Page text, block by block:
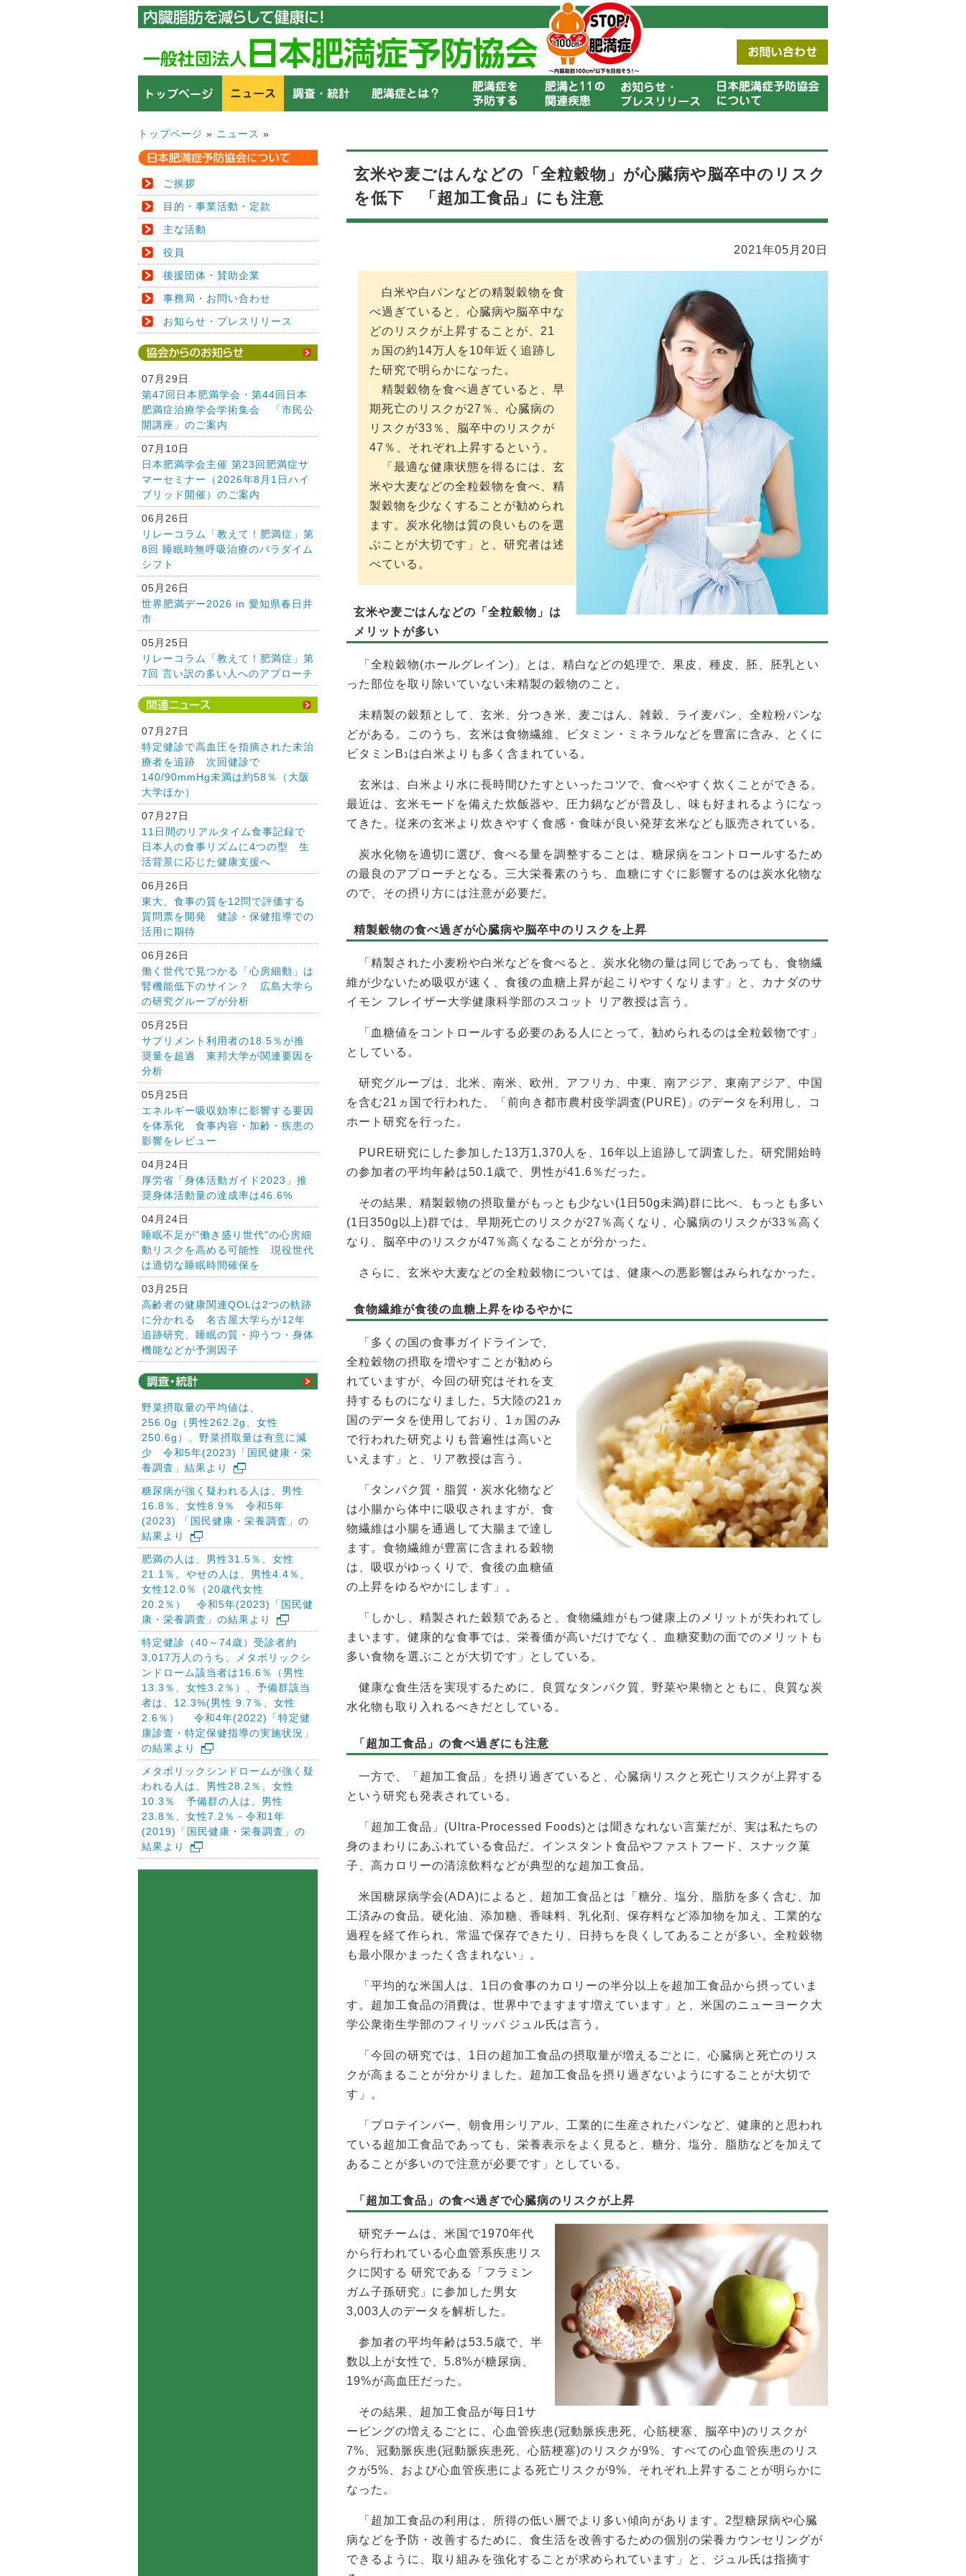
トップページ » ニュース »
玄米や麦ごはんなどの「全粒穀物」が心臓病や脳卒中のリスク
を低下 「超加工食品」にも注意
2021年05月20日
白米や白パンなどの精製穀物を食
べ過ぎていると、心臓病や脳卒中な
どのリスクが上昇することが、21
ヵ国の約14万人を10年近く追跡し
た研究で明らかになった。
精製穀物を食べ過ぎていると、早
期死亡のリスクが27％、心臓病の
リスクが33％、脳卒中のリスクが
47％、それぞれ上昇するという。
「最適な健康状態を得るには、玄
米や大麦などの全粒穀物を食べ、精
製穀物を少なくすることが勧められ
ます。炭水化物は質の良いものを選
ぶことが大切です」と、研究者は述
べている。
玄米や麦ごはんなどの「全粒穀物」は
メリットが多い
「全粒穀物(ホールグレイン)」とは、精白などの処理で、果皮、種皮、胚、胚乳とい
った部位を取り除いていない未精製の穀物のこと。
未精製の穀類として、玄米、分つき米、麦ごはん、雑穀、ライ麦パン、全粒粉パンな
どがある。このうち、玄米は食物繊維、ビタミン・ミネラルなどを豊富に含み、とくに
ビタミンB 1 は白米よりも多く含まれている。
玄米は、白米より水に長時間ひたすといったコツで、食べやすく炊くことができる。
最近は、玄米モードを備えた炊飯器や、圧力鍋などが普及し、味も好まれるようになっ
てきた。従来の玄米より炊きやすく食感・食味が良い発芽玄米なども販売されている。
炭水化物を適切に選び、食べる量を調整することは、糖尿病をコントロールするため
の最良のアプローチとなる。三大栄養素のうち、血糖にすぐに影響するのは炭水化物な
ので、その摂り方には注意が必要だ。
精製穀物の食べ過ぎが心臓病や脳卒中のリスクを上昇
「精製された小麦粉や白米などを食べると、炭水化物の量は同じであっても、食物繊
維が少ないため吸収が速く、食後の血糖上昇が起こりやすくなります」と、カナダのサ
イモン フレイザー大学健康科学部のスコット リア教授は言う。
「血糖値をコントロールする必要のある人にとって、勧められるのは全粒穀物です」
としている。
研究グループは、北米、南米、欧州、アフリカ、中東、南アジア、東南アジア、中国
を含む21ヵ国で行われた、「前向き都市農村疫学調査(PURE)」のデータを利用し、コ
ホート研究を行った。
PURE研究にした参加した13万1,370人を、16年以上追跡して調査した。研究開始時
の参加者の平均年齢は50.1歳で、男性が41.6％だった。
その結果、精製穀物の摂取量がもっとも少ない(1日50g未満)群に比べ、もっとも多い
(1日350g以上)群では、早期死亡のリスクが27％高くなり、心臓病のリスクが33％高く
なり、脳卒中のリスクが47％高くなることが分かった。
さらに、玄米や大麦などの全粒穀物については、健康への悪影響はみられなかった。
食物繊維が食後の血糖上昇をゆるやかに
「多くの国の食事ガイドラインで、
全粒穀物の摂取を増やすことが勧めら
れていますが、今回の研究はそれを支
持するものになりました。5大陸の21ヵ
国のデータを使用しており、1ヵ国のみ
で行われた研究よりも普遍性は高いと
いえます」と、リア教授は言う。
「タンパク質・脂質・炭水化物など
は小腸から体中に吸収されますが、食
物繊維は小腸を通過して大腸まで達し
ます。食物繊維が豊富に含まれる穀物
は、吸収がゆっくりで、食後の血糖値
の上昇をゆるやかにします」。
「しかし、精製された穀類であると、食物繊維がもつ健康上のメリットが失われてし
まいます。健康的な食事では、栄養価が高いだけでなく、血糖変動の面でのメリットも
多い食物を選ぶことが大切です」としている。
健康な食生活を実現するために、良質なタンパク質、野菜や果物とともに、良質な炭
水化物も取り入れるべきだとしている。
「超加工食品」の食べ過ぎにも注意
一方で、「超加工食品」を摂り過ぎていると、心臓病リスクと死亡リスクが上昇する
という研究も発表されている。
「超加工食品」(Ultra-Processed Foods)とは聞きなれない言葉だが、実は私たちの
身のまわりにあふれている食品だ。インスタント食品やファストフード、スナック菓
子、高カロリーの清涼飲料などが典型的な超加工食品。
米国糖尿病学会(ADA)によると、超加工食品とは「糖分、塩分、脂肪を多く含む、加
工済みの食品。硬化油、添加糖、香味料、乳化剤、保存料など添加物を加え、工業的な
過程を経て作られ、常温で保存できたり、日持ちを良くしてあることが多い。全粒穀物
も最小限かまったく含まれない」。
「平均的な米国人は、1日の食事のカロリーの半分以上を超加工食品から摂っていま
す。超加工食品の消費は、世界中でますます増えています」と、米国のニューヨーク大
学公衆衛生学部のフィリッパ ジュル氏は言う。
「今回の研究では、1日の超加工食品の摂取量が増えるごとに、心臓病と死亡のリス
クが高まることが分かりました。超加工食品を摂り過ぎないようにすることが大切で
す」。
「プロテインバー、朝食用シリアル、工業的に生産されたパンなど、健康的と思われ
ている超加工食品であっても、栄養表示をよく見ると、糖分、塩分、脂肪などを加えて
あることが多いので注意が必要です」としている。
「超加工食品」の食べ過ぎで心臓病のリスクが上昇
研究チームは、米国で1970年代
から行われている心血管系疾患リス
クに関する 研究である「フラミン
ガム子孫研究」に参加した男女
3,003人のデータを解析した。
参加者の平均年齢は53.5歳で、半
数以上が女性で、5.8%が糖尿病、
19%が高血圧だった。
その結果、超加工食品が毎日1サ
ービングの増えるごとに、心血管疾患(冠動脈疾患死、心筋梗塞、脳卒中)のリスクが
7%、冠動脈疾患(冠動脈疾患死、心筋梗塞)のリスクが9%、すべての心血管疾患のリス
クが5%、および心血管疾患による死亡リスクが9%、それぞれ上昇することが明らかに
なった。
「超加工食品の利用は、所得の低い層でより多い傾向があります。2型糖尿病や心臓
病などを予防・改善するために、食生活を改善するための個別の栄養カウンセリングが
できるように、取り組みを強化することが求められています」と、ジュル氏は指摘す
ご挨拶
目的・事業活動・定款
主な活動
役員
後援団体・賛助企業
事務局・お問い合わせ
お知らせ・プレスリリース
07月29日
第47回日本肥満学会・第44回日本
肥満症治療学会学術集会 「市民公
開講座」のご案内
07月10日
日本肥満学会主催 第23回肥満症サ
マーセミナー（2026年8月1日ハイ
ブリッド開催）のご案内
06月26日
リレーコラム「教えて！肥満症」第
8回 睡眠時無呼吸治療のパラダイム
シフト
05月26日
世界肥満デー2026 in 愛知県春日井
市
05月25日
リレーコラム「教えて！肥満症」第
7回 言い訳の多い人へのアプローチ
07月27日
特定健診で高血圧を指摘された未治
療者を追跡 次回健診で
140/90mmHg未満は約58％（大阪
大学ほか）
07月27日
11日間のリアルタイム食事記録で
日本人の食事リズムに4つの型 生
活背景に応じた健康支援へ
06月26日
東大、食事の質を12問で評価する
質問票を開発 健診・保健指導での
活用に期待
06月26日
働く世代で見つかる「心房細動」は
腎機能低下のサイン？ 広島大学ら
の研究グループが分析
05月25日
サプリメント利用者の18.5％が推
奨量を超過 東邦大学が関連要因を
分析
05月25日
エネルギー吸収効率に影響する要因
を体系化 食事内容・加齢・疾患の
影響をレビュー
04月24日
厚労省「身体活動ガイド2023」推
奨身体活動量の達成率は46.6%
04月24日
睡眠不足が"働き盛り世代"の心房細
動リスクを高める可能性 現役世代
は適切な睡眠時間確保を
03月25日
高齢者の健康関連QOLは2つの軌跡
に分かれる 名古屋大学らが12年
追跡研究、睡眠の質・抑うつ・身体
機能などが予測因子
野菜摂取量の平均値は、
256.0g（男性262.2g、女性
250.6g）。野菜摂取量は有意に減
少 令和5年(2023)「国民健康・栄
養調査」結果より
糖尿病が強く疑われる人は、男性
16.8％、女性8.9％ 令和5年
(2023) 「国民健康・栄養調査」の
結果より
肥満の人は、男性31.5％、女性
21.1％。やせの人は、男性4.4％、
女性12.0％（20歳代女性
20.2％） 令和5年(2023)「国民健
康・栄養調査」の結果より
特定健診（40～74歳）受診者約
3,017万人のうち、メタボリックシ
ンドローム該当者は16.6％（男性
13.3％、女性3.2％）、予備群該当
者は、12.3%(男性 9.7％、女性
2.6％） 令和4年(2022)「特定健
康診査・特定保健指導の実施状況」
の結果より
メタボリックシンドロームが強く疑
われる人は、男性28.2％、女性
10.3％ 予備群の人は、男性
23.8％、女性7.2％－令和1年
(2019)「国民健康・栄養調査」の
結果より